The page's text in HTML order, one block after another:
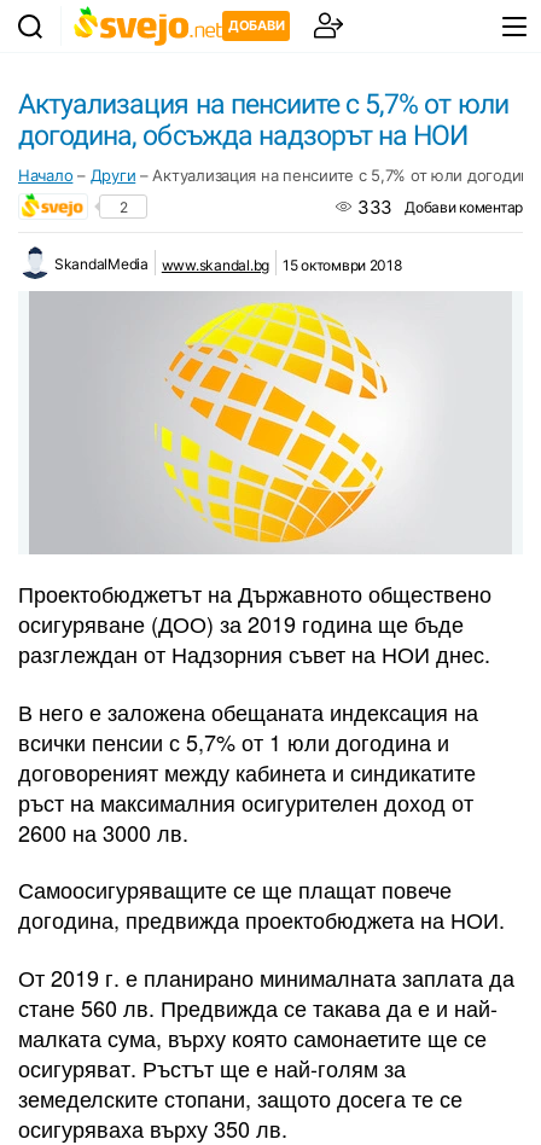
ДОБАВИ
Актуализация на пенсиите с 5,7% от юли
догодина, обсъжда надзорът на НОИ
Начало – Други – Актуализация на пенсиите с 5,7% от юли
2 333 Добави коментар
SkandalMedia www.skandal.bg 15 октомври 2018
Проектобюджетът на Държавното обществено
осигуряване (ДОО) за 2019 година ще бъде
разглеждан от Надзорния съвет на НОИ днес.
В него е заложена обещаната индексация на
всички пенсии с 5,7% от 1 юли догодина и
договореният между кабинета и синдикатите
ръст на максималния осигурителен доход от
2600 на 3000 лв.
Самоосигуряващите се ще плащат повече
догодина, предвижда проектобюджета на НОИ.
От 2019 г. е планирано минималната заплата да
стане 560 лв. Предвижда се такава да е и най-
малката сума, върху която самонаетите ще се
осигуряват. Ръстът ще е най-голям за
земеделските стопани, защото досега те се
осигуряваха върху 350 лв.